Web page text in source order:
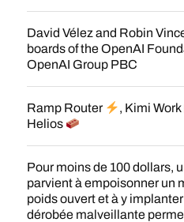
David Vélez and Robin
boards of the OpenAI
OpenAI Group PBC
Ramp Router , Kimi Work
Helios
Pour moins de 100 dollars,
parvient à empoisonner un
poids ouvert et à y
dérobée malveillante